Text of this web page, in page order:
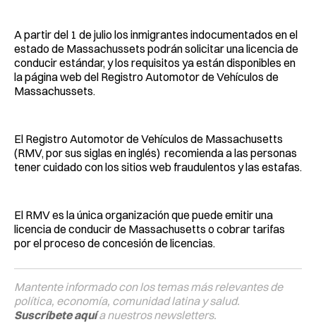
A partir del 1 de julio los inmigrantes indocumentados en el
estado de Massachussets podrán solicitar una licencia de
conducir estándar, y los requisitos ya están disponibles en
la página web del Registro Automotor de Vehículos de
Massachussets.
El Registro Automotor de Vehículos de Massachusetts
(RMV, por sus siglas en inglés) recomienda a las personas
tener cuidado con los sitios web fraudulentos y las estafas.
El RMV es la única organización que puede emitir una
licencia de conducir de Massachusetts o cobrar tarifas
por el proceso de concesión de licencias.
Mantente informado con los temas más relevantes de
política, economía, comunidad latina y salud.
Suscríbete aquía nuestros newsletters.